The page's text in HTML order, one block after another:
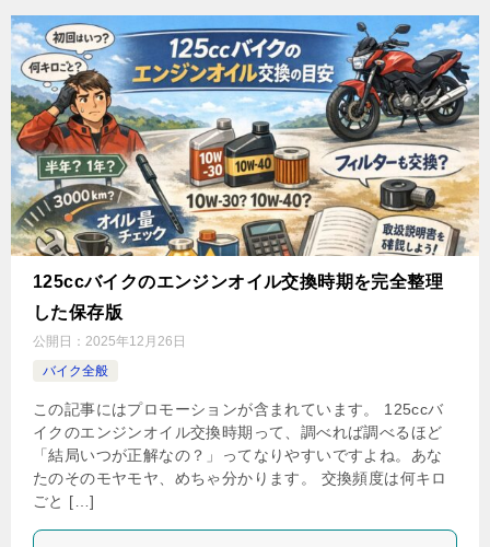
125ccバイクのエンジンオイル交換時期を完全整理
した保存版
公開日： 2025年12月26日
バイク全般
この記事にはプロモーションが含まれています。 125ccバ
イクのエンジンオイル交換時期って、調べれば調べるほど
「結局いつが正解なの？」ってなりやすいですよね。あな
たのそのモヤモヤ、めちゃ分かります。 交換頻度は何キロ
ごと […]